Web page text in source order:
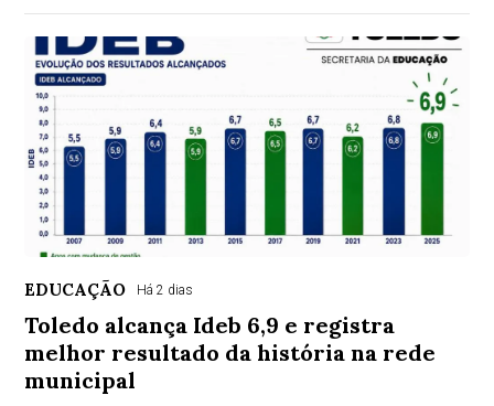
EDUCAÇÃO Há 2 dias
Toledo alcança Ideb 6,9 e registra
melhor resultado da história na rede
municipal